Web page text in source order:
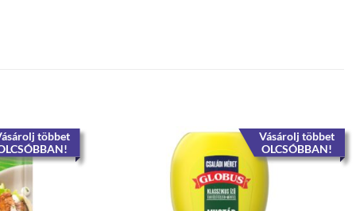
többet
Vásárolj többet
OLCSÓBBAN!